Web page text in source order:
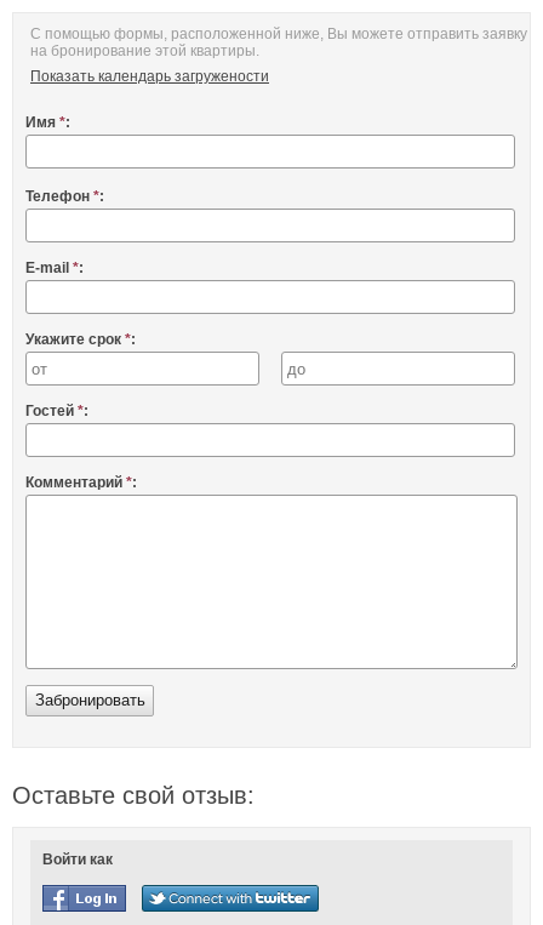
С помощью формы, расположенной ниже, Вы можете отправить заявку
на бронирование этой квартиры.
Показать календарь загружености
Имя *:
Телефон *:
E-mail *:
Укажите срок *:
Гостей *:
Комментарий *:
Оставьте свой отзыв:
Войти как